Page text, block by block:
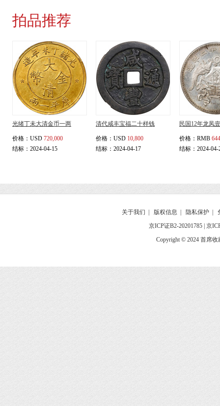
拍品推荐
光绪丁未大清金币一两
价格： USD 720,000
结标：2024-04-15
清代咸丰宝福二十样钱
价格： USD 10,800
结标：2024-04-17
民国12年龙凤
价格： RMB
结标：2024-04-
关于我们 版权信息 隐私保护
京ICP证B2-20201785 京
Copyright © 2024 首席收